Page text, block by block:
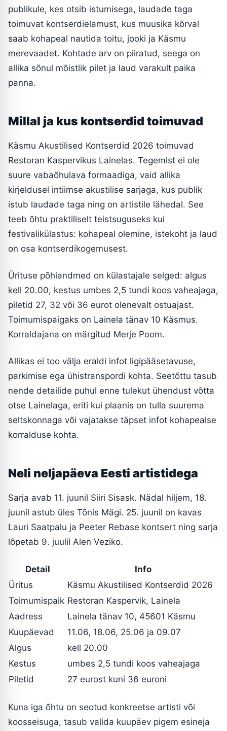
publikule, kes otsib istumisega, laudade taga
toimuvat kontserdielamust, kus muusika kõrval
saab kohapeal nautida toitu, jooki ja Käsmu
merevaadet. Kohtade arv on piiratud, seega on
allika sõnul mõistlik pilet ja laud varakult paika
panna.
Millal ja kus kontserdid toimuvad
Käsmu Akustilised Kontserdid 2026 toimuvad
Restoran Kaspervikus Lainelas. Tegemist ei ole
suure vabaõhulava formaadiga, vaid allika
kirjeldusel intiimse akustilise sarjaga, kus publik
istub laudade taga ning on artistile lähedal. See
teeb õhtu praktiliselt teistsuguseks kui
festivalikülastus: kohapeal olemine, istekoht ja laud
on osa kontserdikogemusest.
Ürituse põhiandmed on külastajale selged: algus
kell 20.00, kestus umbes 2,5 tundi koos vaheajaga,
piletid 27, 32 või 36 eurot olenevalt ostuajast.
Toimumispaigaks on Lainela tänav 10 Käsmus.
Korraldajana on märgitud Merje Poom.
Allikas ei too välja eraldi infot ligipääsetavuse,
parkimise ega ühistranspordi kohta. Seetõttu tasub
nende detailide puhul enne tulekut ühendust võtta
otse Lainelaga, eriti kui plaanis on tulla suurema
seltskonnaga või vajatakse täpset infot kohapealse
korralduse kohta.
Neli neljapäeva Eesti artistidega
Sarja avab 11. juunil Siiri Sisask. Nädal hiljem, 18.
juunil astub üles Tõnis Mägi. 25. juunil on kavas
Lauri Saatpalu ja Peeter Rebase kontsert ning sarja
lõpetab 9. juulil Alen Veziko.
Detail
Info
Üritus
Käsmu Akustilised Kontserdid 2026
Toimumispaik Restoran Kaspervik, Lainela
Aadress
Lainela tänav 10, 45601 Käsmu
Kuupäevad
11.06, 18.06, 25.06 ja 09.07
Algus
kell 20.00
Kestus
umbes 2,5 tundi koos vaheajaga
Piletid
27 eurost kuni 36 euroni
Kuna iga õhtu on seotud konkreetse artisti või
koosseisuga, tasub valida kuupäev pigem esineja